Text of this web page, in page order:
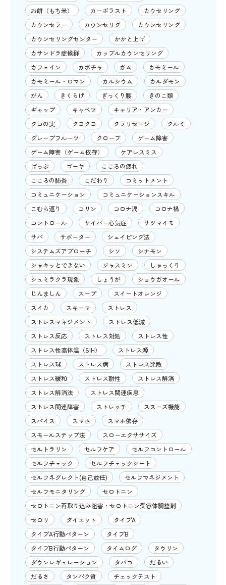
お餅（もち米）
カーボラスト
カウセリング
カウンセラー
カウンセリグ
カウンセリング
カウンセリングセンター
かかと上げ
カサンドラ症候群
カップルカウンセリング
カフェイン
カボチャ ガム
カモミール
カモミール・ロマン
カルシウム
カルダモン
がん
きくらげ ぎっくり腰
きのこ類
ギャップ
キャベツ
キャリア・アンカー
クコの実
クヨクヨ クラリセージ
クルミ
グレープフルーツ
クローブ
ゲーム障害
ゲーム障害（ゲーム依存）
ケアレスミス
げっぷ
ゴーヤ
こころの疲れ
こころの肺炎
こだわり
コミットメント
コミュニケーション
コミュニケーションスキル
こむら返り
コリン コロナ渦
コロナ禍
コントロール
サイバー心気症
サツマイモ
サバ
サポーター
シェイピング法
システムズアプローチ
シソ
シナモン
シャキッとできない
ジャスミン
しゃっくり
シュミラクラ現象
しょうが
ショウガオール
じんましん
スープ
スイートオレンジ
スイカ
スキーマ
ストレス
ストレスマネジメント
ストレス低減
ストレス反応
ストレス対処
ストレス性
ストレス性高体温（SIH）
ストレス源
ストレス球
ストレス病
ストレス発散
ストレス緩和
ストレス耐性
ストレス解消
ストレス解消法
ストレス関連疾患
ストレス関連障害
ストレッチ
スヌーズ機能
スパイス
スマホ
スマホ依存
スモールステップ法
スローエクササイズ
セルトラリン
セルフケア
セルフコントロール
セルフチェック
セルフチェックシート
セルフネグレクト(自己放任)
セルフマネジメント
セルフモニタリング
セロトニン
セロトニン再取り込み阻害・セロトニン受容体調整剤
セロリ
ダイエット
タイプA
タイプA行動パターン
タイプB
タイプB行動パターン
タイムログ
タウリン
ダウンレギュレーション
タバコ
だるい
だるさ
タンパク質
チェックテスト